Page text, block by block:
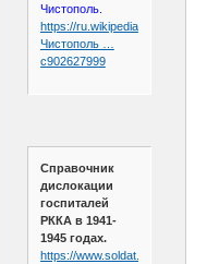
Чистополь.
https://ru.wikipedia.org/wiki/
Чистополь …
c902627999
Справочник
дислокации
госпиталей
РККА в 1941-
1945 годах.
https://www.soldat.ru/